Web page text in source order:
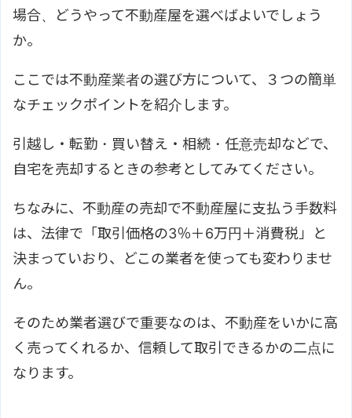
場合、どうやって不動産屋を選べばよいでしょう
か。
ここでは不動産業者の選び方について、３つの簡単
なチェックポイントを紹介します。
引越し・転勤・買い替え・相続・任意売却などで、
自宅を売却するときの参考としてみてください。
ちなみに、不動産の売却で不動産屋に支払う手数料
は、法律で「取引価格の3％＋6万円＋消費税」と
決まっていおり、どこの業者を使っても変わりませ
ん。
そのため業者選びで重要なのは、不動産をいかに高
く売ってくれるか、信頼して取引できるかの二点に
なります。